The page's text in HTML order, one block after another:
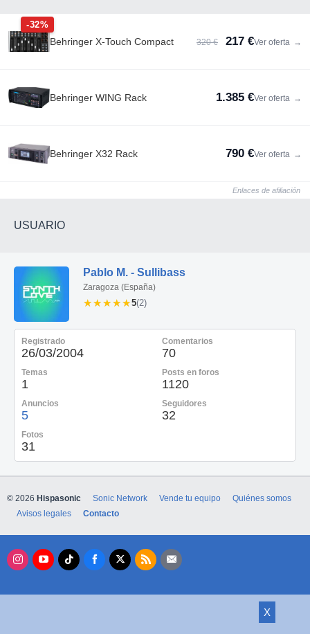
-32%
Behringer X-Touch Compact 320 € 217 €Ver oferta →
Behringer WING Rack 1.385 €Ver oferta →
Behringer X32 Rack 790 €Ver oferta →
Enlaces de afiliación
USUARIO
Pablo M. - Sullibass
Zaragoza (España)
★★★★★
★★★★★5(2)
Registrado
26/03/2004
Comentarios
70
Temas
1
Posts en foros
1120
Anuncios
5
Seguidores
32
Fotos
31
X
© 2026 Hispasonic Sonic Network Vende tu equipo
Quiénes somos
Avisos legales
Contacto